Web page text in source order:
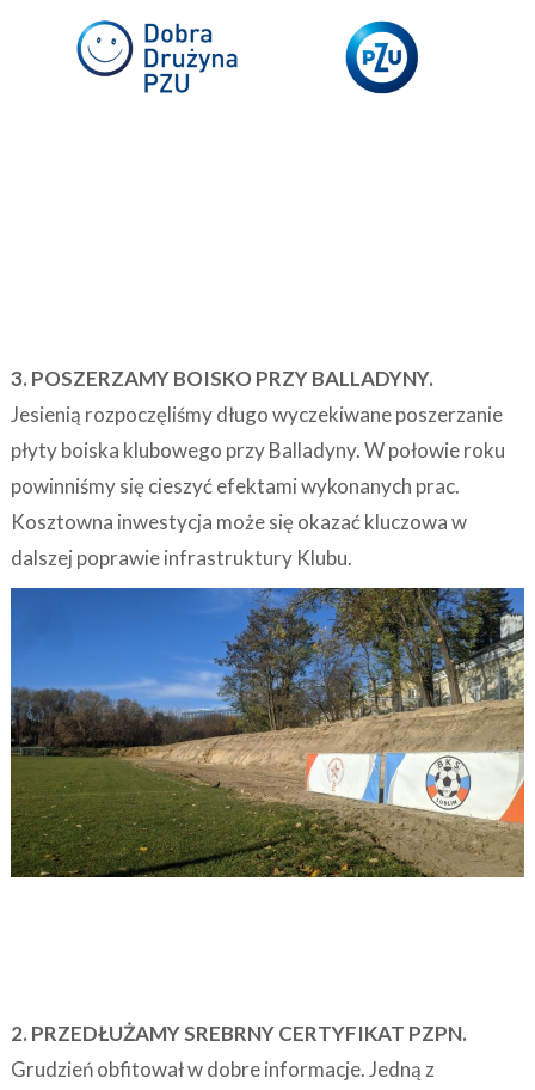
3. POSZERZAMY BOISKO PRZY BALLADYNY.
Jesienią rozpoczęliśmy długo wyczekiwane poszerzanie
płyty boiska klubowego przy Balladyny. W połowie roku
powinniśmy się cieszyć efektami wykonanych prac.
Kosztowna inwestycja może się okazać kluczowa w
dalszej poprawie infrastruktury Klubu.
2. PRZEDŁUŻAMY SREBRNY CERTYFIKAT PZPN.
Grudzień obfitował w dobre informacje. Jedną z